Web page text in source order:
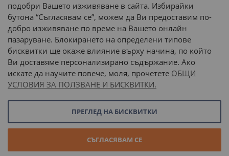
Доставка до адрес с:
или
наш транспорт
Онлайн магазин отStenik
подобри Вашето изживяване в сайта. Избирайки
бутона “Съгласявам се”, можем да Ви предоставим по-
добро изживяване по време на Вашето онлайн
пазаруване. Блокирането на определени типове
бисквитки ще окаже влияние върху начина, по който
Ви доставяме персонализирано съдържание. Ако
искате да научите повече, моля, прочетете ОБЩИ
УСЛОВИЯ ЗА ПОЛЗВАНЕ И БИСКВИТКИ.
СЪГЛАСЯВАМ СЕ
ПРЕГЛЕД НА БИСКВИТКИ